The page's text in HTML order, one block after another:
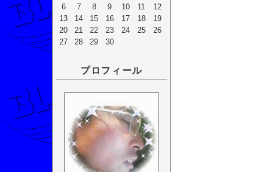
6
7 8 9 10 11
12
13
14 15 16 17 18
19
20
21 22 23 24 25
26
27
28 29 30
プロフィール